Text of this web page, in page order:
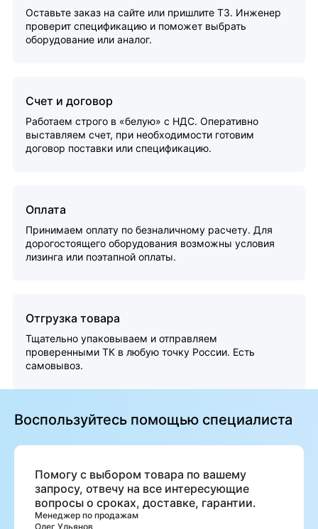
Оставьте заказ на сайте или пришлите ТЗ. Инженер
проверит спецификацию и поможет выбрать
оборудование или аналог.
Счет и договор
Работаем строго в «белую» с НДС. Оперативно
выставляем счет, при необходимости готовим
договор поставки или спецификацию.
Оплата
Принимаем оплату по безналичному расчету. Для
дорогостоящего оборудования возможны условия
лизинга или поэтапной оплаты.
Отгрузка товара
Тщательно упаковываем и отправляем
проверенными ТК в любую точку России. Есть
самовывоз.
Воспользуйтесь помощью специалиста
Помогу с выбором товара по вашему
запросу, отвечу на все интересующие
вопросы о сроках, доставке, гарантии.
Менеджер по продажам
Олег Ульянов